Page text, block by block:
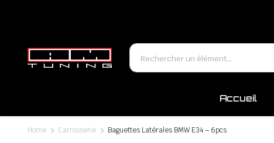
Accueil
Home Carrosserie Baguettes Latérales BMW E34 – 6pcs